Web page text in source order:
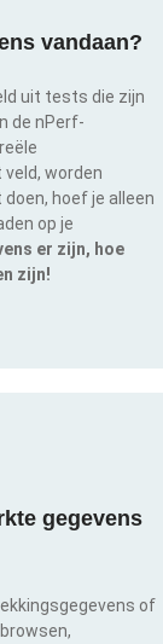
vandaan?
uit tests die zijn
de nPerf-
worden
hoef je alleen
op je
er zijn, hoe
zijn!
gegevens
of